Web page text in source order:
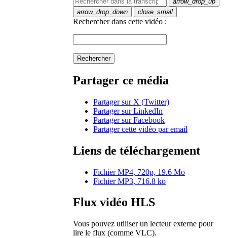
arrow_drop_down
close_small
Rechercher dans cette vidéo :
Rechercher
Partager ce média
Partager sur X (Twitter)
Partager sur LinkedIn
Partager sur Facebook
Partager cette vidéo par email
Liens de téléchargement
Fichier MP4, 720p, 19.6 Mo
Fichier MP3, 716.8 ko
Flux vidéo HLS
Vous pouvez utiliser un lecteur externe pour
lire le flux (comme VLC).